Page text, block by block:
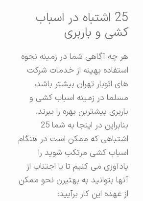
25 اشتباه در اسباب
کشی و باربری
هر چه آگاهی شما در زمینه نحوه
استفاده بهینه از خدمات شرکت
های اتوبار تهران بیشتر باشد،
مسلما در زمینه اسباب کشی و
باربری بیشترین بهره را ببرند.
بنابراین در اینجا به شما 25
اشتباهی که ممکن است در هنگام
اسباب کشی مرتکب شوید را
یادآوری می کنیم تا با اجتناب از
آنها بتوانید به بهتیرن نحو ممکن
از عهده این کار برآیید: